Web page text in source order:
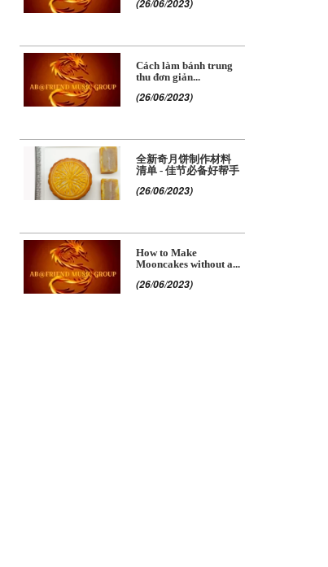
(26/06/2023)
Cách làm bánh trung
thu đơn giản...
(26/06/2023)
全新奇月饼制作材料
清单 - 佳节必备好帮手
(26/06/2023)
How to Make
Mooncakes without a...
(26/06/2023)